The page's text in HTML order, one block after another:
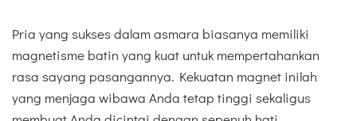
Pria yang sukses dalam asmara biasanya memiliki
magnetisme batin yang kuat untuk mempertahankan
rasa sayang pasangannya. Kekuatan magnet inilah
yang menjaga wibawa Anda tetap tinggi sekaligus